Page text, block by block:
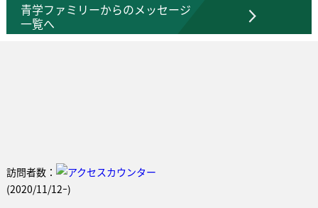
青学ファミリーからのメッセージ
一覧へ
訪問者数：
(2020/11/12ｰ)